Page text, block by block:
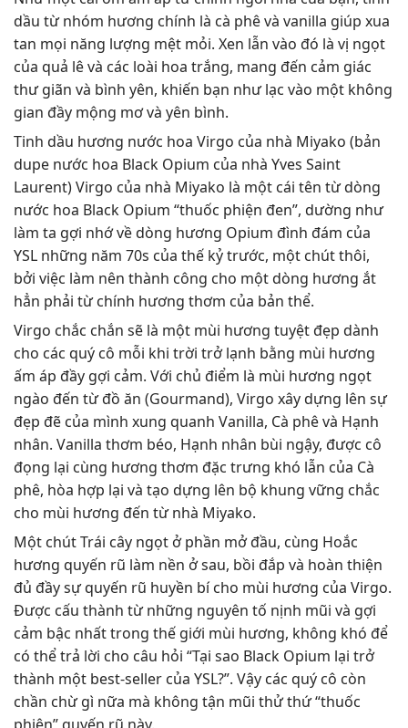
dầu từ nhóm hương chính là cà phê và vanilla giúp xua
tan mọi năng lượng mệt mỏi. Xen lẫn vào đó là vị ngọt
của quả lê và các loài hoa trắng, mang đến cảm giác
thư giãn và bình yên, khiến bạn như lạc vào một không
gian đầy mộng mơ và yên bình.
Tinh dầu hương nước hoa Virgo của nhà Miyako (bản
dupe nước hoa Black Opium của nhà Yves Saint
Laurent) Virgo của nhà Miyako là một cái tên từ dòng
nước hoa Black Opium “thuốc phiện đen”, dường như
làm ta gợi nhớ về dòng hương Opium đình đám của
YSL những năm 70s của thế kỷ trước, một chút thôi,
bởi việc làm nên thành công cho một dòng hương ắt
hẳn phải từ chính hương thơm của bản thể.
Virgo chắc chắn sẽ là một mùi hương tuyệt đẹp dành
cho các quý cô mỗi khi trời trở lạnh bằng mùi hương
ấm áp đầy gợi cảm. Với chủ điểm là mùi hương ngọt
ngào đến từ đồ ăn (Gourmand), Virgo xây dựng lên sự
đẹp đẽ của mình xung quanh Vanilla, Cà phê và Hạnh
nhân. Vanilla thơm béo, Hạnh nhân bùi ngậy, được cô
đọng lại cùng hương thơm đặc trưng khó lẫn của Cà
phê, hòa hợp lại và tạo dựng lên bộ khung vững chắc
cho mùi hương đến từ nhà Miyako.
Một chút Trái cây ngọt ở phần mở đầu, cùng Hoắc
hương quyến rũ làm nền ở sau, bồi đắp và hoàn thiện
đủ đầy sự quyến rũ huyền bí cho mùi hương của Virgo.
Được cấu thành từ những nguyên tố nịnh mũi và gợi
cảm bậc nhất trong thế giới mùi hương, không khó để
có thể trả lời cho câu hỏi “Tại sao Black Opium lại trở
thành một best-seller của YSL?”. Vậy các quý cô còn
chần chừ gì nữa mà không tận mũi thử thứ “thuốc